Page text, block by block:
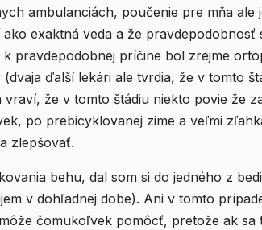
ambulanciách, poučenie pre mňa ale
exaktná veda a že pravdepodobnosť
k pravdepodobnej príčine bol zrejme
ďalší lekári ale tvrdia, že v tomto
že v tomto štádiu niekto povie že
po prebicyklovanej zime a veľmi
zlepšovať.
behu, dal som si do jedného z
v dohľadnej dobe). Ani v tomto
čomukoľvek pomôcť, pretože ak